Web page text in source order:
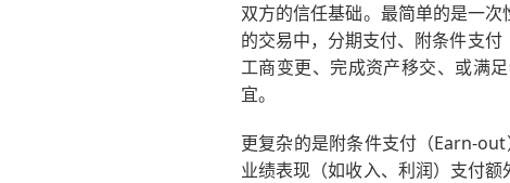
双方的信任基础。最简单的是一
的交易中，分期支付、附条件支
工商变更、完成资产移交、或满
宜。
更复杂的是附条件支付（Earn-
业绩表现（如收入、利润）支付